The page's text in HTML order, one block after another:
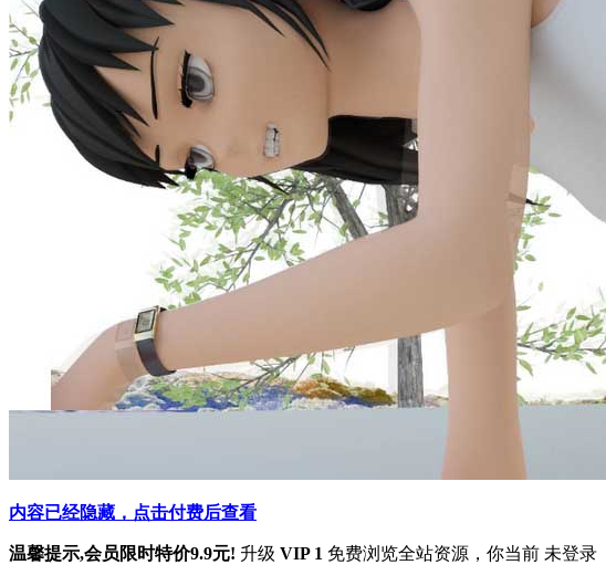
内容已经隐藏，点击付费后查看
温馨提示,会员限时特价9.9元! 升级 VIP 1 免费浏览全站资源，你当前 未登录